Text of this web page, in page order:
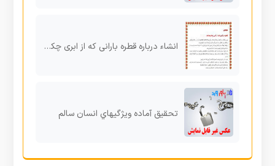
انشاء درباره قطره بارانی که از ابری چکیده اند
تحقیق آماده ویژگیهاي انسان سالم